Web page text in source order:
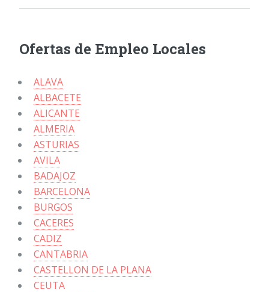
Ofertas de Empleo Locales
ALAVA
ALBACETE
ALICANTE
ALMERIA
ASTURIAS
AVILA
BADAJOZ
BARCELONA
BURGOS
CACERES
CADIZ
CANTABRIA
CASTELLON DE LA PLANA
CEUTA